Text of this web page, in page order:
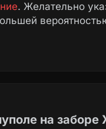
. Желательно
на